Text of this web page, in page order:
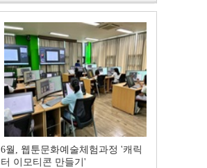
6월, 웹툰문화예술체험과정 '캐릭
터 이모티콘 만들기'